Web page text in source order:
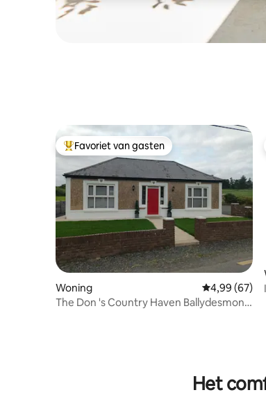
Topfavoriet van gasten
Favoriet van gasten
Woning Gemiddelde
4,99 (67)
The Don 's Country Haven Ballydesmond
Het